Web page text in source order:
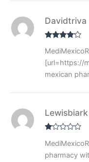
con4de
5
Davidtriva
[url=https://
mexican
al
or
ad
Lewisbiark
pharmacy